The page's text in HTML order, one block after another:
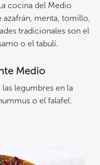
cocina del Medio
menta, tomillo,
tradicionales son el
o el tabulí.
Medio
legumbres en la
o el falafel.